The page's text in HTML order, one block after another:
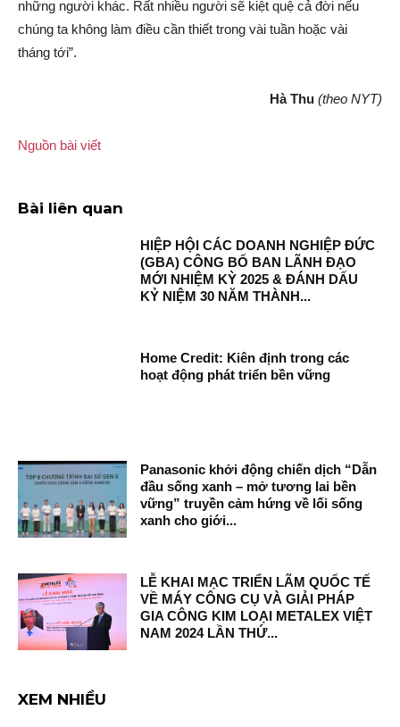
những người khác. Rất nhiều người sẽ kiệt quệ cả đời nếu
chúng ta không làm điều cần thiết trong vài tuần hoặc vài
tháng tới”.
Hà Thu (theo NYT)
Nguồn bài viết
Bài liên quan
HIỆP HỘI CÁC DOANH NGHIỆP ĐỨC
(GBA) CÔNG BỐ BAN LÃNH ĐẠO
MỚI NHIỆM KỲ 2025 & ĐÁNH DẤU
KỶ NIỆM 30 NĂM THÀNH...
Home Credit: Kiên định trong các
hoạt động phát triển bền vững
Panasonic khởi động chiến dịch “Dẫn
đầu sống xanh – mở tương lai bền
vững” truyền cảm hứng về lối sống
xanh cho giới...
LỄ KHAI MẠC TRIỂN LÃM QUỐC TẾ
VỀ MÁY CÔNG CỤ VÀ GIẢI PHÁP
GIA CÔNG KIM LOẠI METALEX VIỆT
NAM 2024 LẦN THỨ...
XEM NHIỀU